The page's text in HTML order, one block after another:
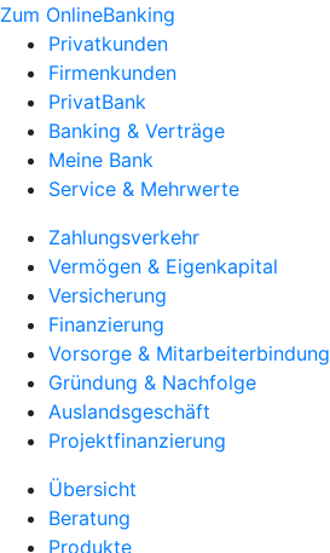
Zum OnlineBanking
Privatkunden
Firmenkunden
PrivatBank
Banking & Verträge
Meine Bank
Service & Mehrwerte
Zahlungsverkehr
Vermögen & Eigenkapital
Versicherung
Finanzierung
Vorsorge & Mitarbeiterbindung
Gründung & Nachfolge
Auslandsgeschäft
Projektfinanzierung
Übersicht
Beratung
Produkte